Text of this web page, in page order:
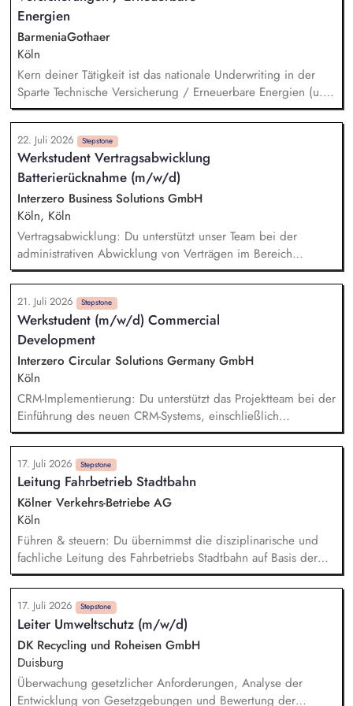
wirtschaftlichen Angebotsqualität durch eine adäquate
Planung – von der Strategie bis in die operative
Fahrplanung, einschließlich Baustellen und Kurzfrist-
Maßnahmen.
Energien
BarmeniaGothaer
Köln
Kern deiner Tätigkeit ist das nationale Underwriting in der
Sparte Technische Versicherung / Erneuerbare Energien (u.a.
für Kraftwerke aller Art, mit Schwerpunkt Windkraftanlagen,
Photovoltaikanlagen, Biogasanlagen, Batteriespeichersysteme,
Wasserstofferzeugung, v.a. aber auch für Anlagen und Geräte
im klassischen Maschinenbau). Du bringst dein Know-how bei
der Risikoanalyse und -bewertung, Prämienermittlung sowie
Angebotserstellung ein. Außerdem verantwortest du das
Schnittstellenmanagement, d.h. du unterstützt fachlich den
Vertrieb und sorgst für die Aufbereitung der erforderlichen
Antragsunterlagen des Betriebs.
22. Juli 2026 Stepstone
Werkstudent Vertragsabwicklung
Batterierücknahme (m/w/d)
Interzero Business Solutions GmbH
Köln, Köln
Vertragsabwicklung: Du unterstützt unser Team bei der
administrativen Abwicklung von Verträgen im Bereich
Batterierücknahme. Auftragsbewertung: Du prüfst eingehende
Kundenanfragen, bewertest diese nach definierten Vorgaben
und bereitest sie für die weitere Bearbeitung vor.
Auftragseingabe: Du erfasst und pflegst Aufträge sorgfältig in
unseren Systemen und stellst eine hohe Datenqualität sicher.
Kundenservice: Du unterstützt bei der schriftlichen und
telefonischen Kommunikation mit Kunden sowie internen und
externen Ansprechpartnern.
21. Juli 2026 Stepstone
Werkstudent (m/w/d) Commercial
Development
Interzero Circular Solutions Germany GmbH
Köln
CRM-Implementierung: Du unterstützt das Projektteam bei der
Einführung des neuen CRM-Systems, einschließlich
Datenpflege, Testing und Begleitung des Rollouts.
Tagesgeschäft Commercial Development: Du übernimmst
operative Aufgaben im Tagesgeschäft, etwa die Pflege von
Dashboards, die Betreuung des Reklamationstools sowie die
Vorbereitung von Unterlagen für Board-Meetings.
Kommunikation & Vertriebsunterstützung: Du unterstützt die
Kommunikation mit internationalen Tradern, Kunden sowie
Messekontakten und trägst so zur Vertriebsunterstützung bei.
Marketing: Du unterstützt bei der Pflege der IMS-Website
sowie im Bereich Lead-Generierung und Mailing-Kampagnen.
17. Juli 2026 Stepstone
Leitung Fahrbetrieb Stadtbahn
Kölner Verkehrs-Betriebe AG
Köln
Führen & steuern: Du übernimmst die disziplinarische und
fachliche Leitung des Fahrbetriebs Stadtbahn auf Basis der
KVB-Führungsgrundsätze. Dabei führst du deine
Mitarbeitenden zielorientiert, führst Mitarbeitergespräche und
sorgst für klare Verantwortlichkeiten im Team. Du legst
Aufgaben und Befugnisse fest, stellst die Befähigung der
Mitarbeitenden für ihre Aufgaben sicher und erkennst
Potenziale, die du gezielt weiterentwickelst. Planen &
verantworten: Du stellst eine bedarfsgerechte
Personalberechnung zur Sicherstellung der
17. Juli 2026 Stepstone
Leiter Umweltschutz (m/w/d)
DK Recycling und Roheisen GmbH
Duisburg
Überwachung gesetzlicher Anforderungen, Analyse der
Entwicklung von Gesetzgebungen und Bewertung der